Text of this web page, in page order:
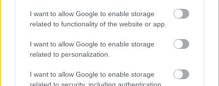
I want to allow Google to enable storage
related to functionality of the website or app.
I want to allow Google to enable storage
related to personalization.
I want to allow Google to enable storage